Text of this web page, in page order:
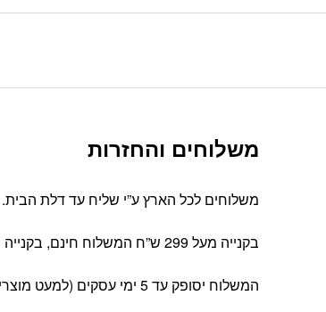
משלוחים והחזרות
משלוחים לכל הארץ ע”י שליח עד דלת הבית.
בקנייה מעל 299 ש”ח המשלוח חינם, בקנייה מתחת לסכום זה עלות המשלוח הינה 39 ש”ח
המשלוח יסופק עד 5 ימי עסקים (למעט מוצרים שם צוין אחרת).